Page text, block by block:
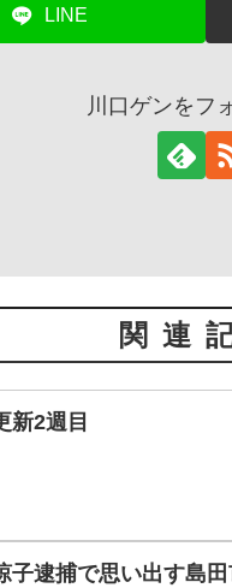
LINE
川口ゲンをフ
関連
新2週目
子逮捕で思い出す島